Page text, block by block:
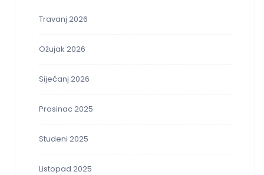
Travanj 2026
Ožujak 2026
Siječanj 2026
Prosinac 2025
Studeni 2025
Listopad 2025